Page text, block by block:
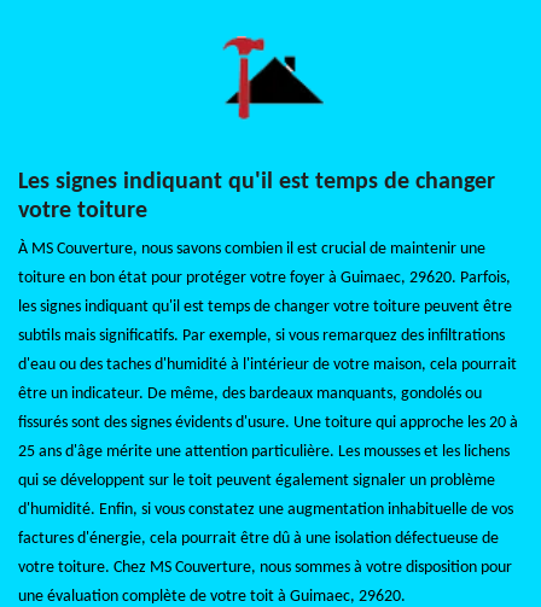
Les signes indiquant qu'il est temps de changer
votre toiture
À MS Couverture, nous savons combien il est crucial de maintenir une
toiture en bon état pour protéger votre foyer à Guimaec, 29620. Parfois,
les signes indiquant qu'il est temps de changer votre toiture peuvent être
subtils mais significatifs. Par exemple, si vous remarquez des infiltrations
d'eau ou des taches d'humidité à l'intérieur de votre maison, cela pourrait
être un indicateur. De même, des bardeaux manquants, gondolés ou
fissurés sont des signes évidents d'usure. Une toiture qui approche les 20 à
25 ans d'âge mérite une attention particulière. Les mousses et les lichens
qui se développent sur le toit peuvent également signaler un problème
d'humidité. Enfin, si vous constatez une augmentation inhabituelle de vos
factures d'énergie, cela pourrait être dû à une isolation défectueuse de
votre toiture. Chez MS Couverture, nous sommes à votre disposition pour
une évaluation complète de votre toit à Guimaec, 29620.